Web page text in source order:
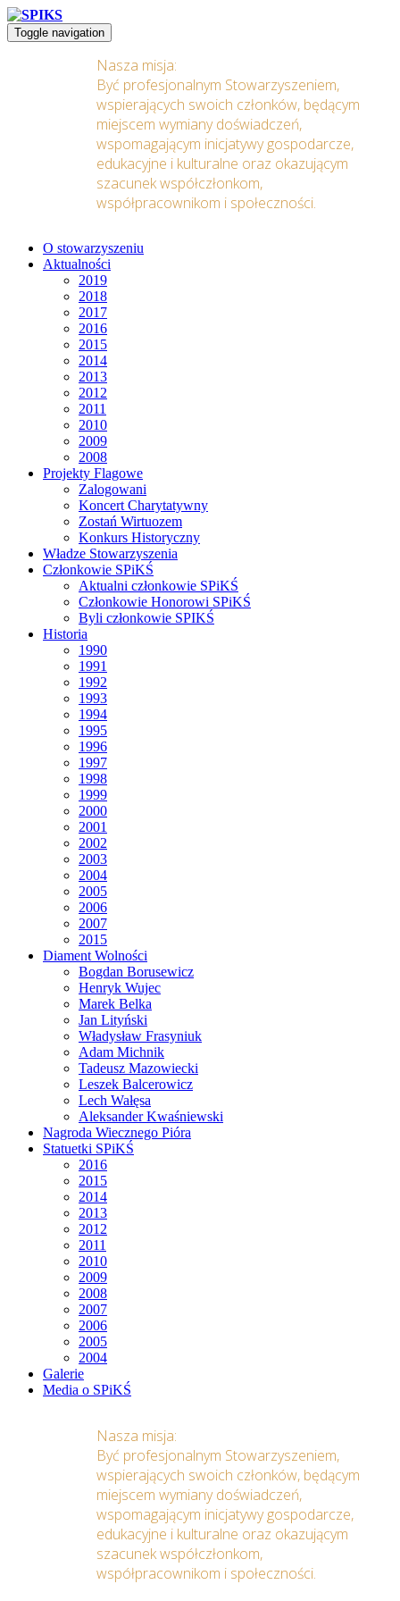
Toggle navigation
Nasza misja:
Być profesjonalnym Stowarzyszeniem,
wspierających swoich członków, będącym
miejscem wymiany doświadczeń,
wspomagającym inicjatywy gospodarcze,
edukacyjne i kulturalne oraz okazującym
szacunek współczłonkom,
współpracownikom i społeczności.
O stowarzyszeniu
Aktualności
2019
2018
2017
2016
2015
2014
2013
2012
2011
2010
2009
2008
Projekty Flagowe
Zalogowani
Koncert Charytatywny
Zostań Wirtuozem
Konkurs Historyczny
Władze Stowarzyszenia
Członkowie SPiKŚ
Aktualni członkowie SPiKŚ
Członkowie Honorowi SPiKŚ
Byli członkowie SPIKŚ
Historia
1990
1991
1992
1993
1994
1995
1996
1997
1998
1999
2000
2001
2002
2003
2004
2005
2006
2007
2015
Diament Wolności
Bogdan Borusewicz
Henryk Wujec
Marek Belka
Jan Lityński
Władysław Frasyniuk
Adam Michnik
Tadeusz Mazowiecki
Leszek Balcerowicz
Lech Wałęsa
Aleksander Kwaśniewski
Nagroda Wiecznego Pióra
Statuetki SPiKŚ
2016
2015
2014
2013
2012
2011
2010
2009
2008
2007
2006
2005
2004
Galerie
Media o SPiKŚ
Nasza misja:
Być profesjonalnym Stowarzyszeniem,
wspierających swoich członków, będącym
miejscem wymiany doświadczeń,
wspomagającym inicjatywy gospodarcze,
edukacyjne i kulturalne oraz okazującym
szacunek współczłonkom,
współpracownikom i społeczności.